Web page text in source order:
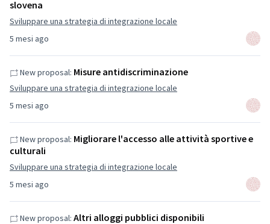
5 mesi ago
slovena
Sviluppare una strategia di integrazione locale
5 mesi ago
New proposal: Misure antidiscriminazione
Sviluppare una strategia di integrazione locale
5 mesi ago
New proposal: Migliorare l'accesso alle attività sportive e
culturali
Sviluppare una strategia di integrazione locale
New proposal: Altri alloggi pubblici disponibili